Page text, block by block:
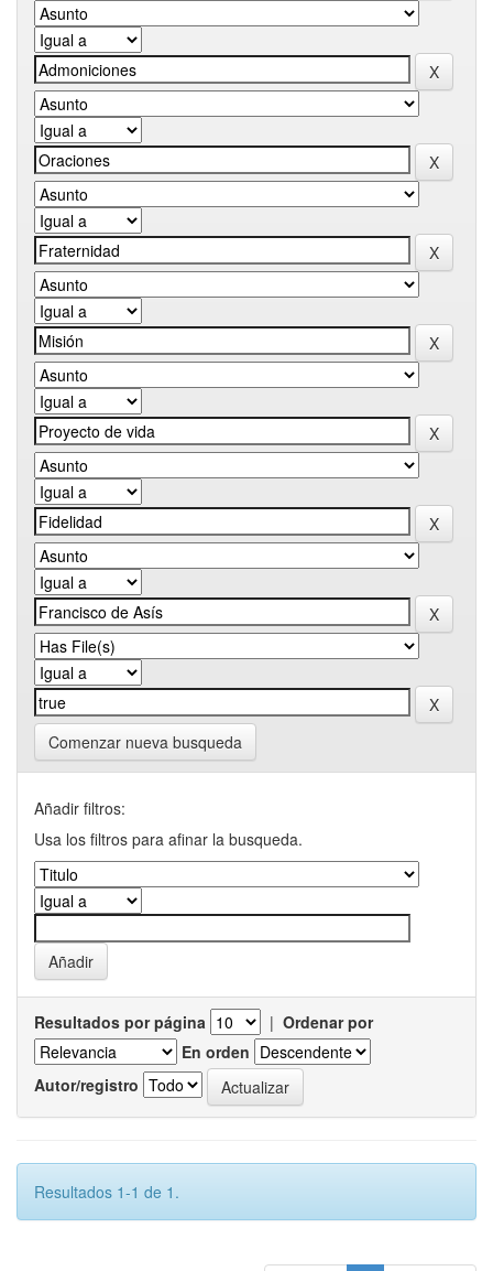
Comenzar nueva busqueda
Añadir filtros:
Usa los filtros para afinar la busqueda.
Resultados por página | Ordenar por
En orden
Autor/registro
Resultados 1-1 de 1.